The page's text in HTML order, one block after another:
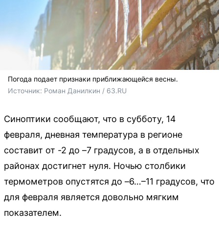
Погода подает признаки приближающейся весны.
Источник: Роман Данилкин / 63.RU
Синоптики сообщают, что в субботу, 14
февраля, дневная температура в регионе
составит от -2 до –7 градусов, а в отдельных
районах достигнет нуля. Ночью столбики
термометров опустятся до –6…–11 градусов, что
для февраля является довольно мягким
показателем.